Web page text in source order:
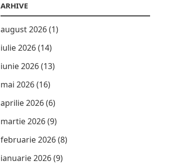
ARHIVE
august 2026(1)
iulie 2026(14)
iunie 2026(13)
mai 2026(16)
aprilie 2026(6)
martie 2026(9)
februarie 2026(8)
ianuarie 2026(9)